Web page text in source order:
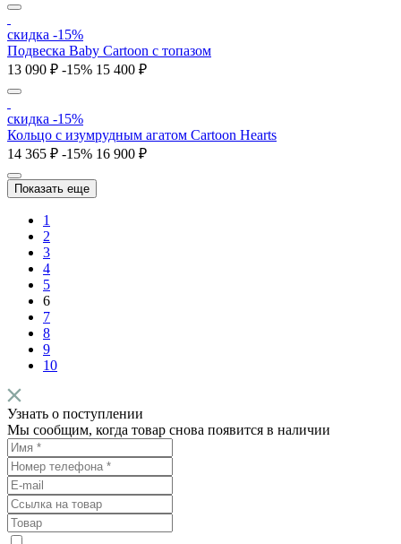
скидка -15%
Подвеска Baby Cartoon с топазом
13 090 ₽ -15% 15 400 ₽
скидка -15%
Кольцо c изумрудным агатом Cartoon Hearts
14 365 ₽ -15% 16 900 ₽
Показать еще
1
2
3
4
5
6
7
8
9
10
Узнать о поступлении
Мы сообщим, когда товар снова появится в наличии